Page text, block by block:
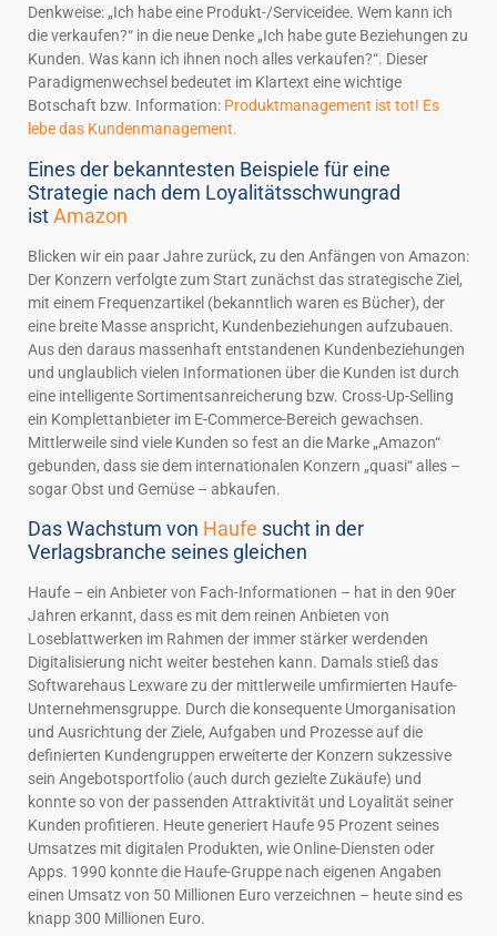
Denkweise: „Ich habe eine Produkt-/Serviceidee. Wem kann ich
die verkaufen?“ in die neue Denke „Ich habe gute Beziehungen zu
Kunden. Was kann ich ihnen noch alles verkaufen?“. Dieser
Paradigmenwechsel bedeutet im Klartext eine wichtige
Botschaft bzw. Information: Produktmanagement ist tot! Es
lebe das Kundenmanagement.
Eines der bekanntesten Beispiele für eine
Strategie nach dem Loyalitätsschwungrad
istAmazon
Blicken wir ein paar Jahre zurück, zu den Anfängen von Amazon:
Der Konzern verfolgte zum Start zunächst das strategische Ziel,
mit einem Frequenzartikel (bekanntlich waren es Bücher), der
eine breite Masse anspricht, Kundenbeziehungen aufzubauen.
Aus den daraus massenhaft entstandenen Kundenbeziehungen
und unglaublich vielen Informationen über die Kunden ist durch
eine intelligente Sortimentsanreicherung bzw. Cross-Up-Selling
ein Komplettanbieter im E-Commerce-Bereich gewachsen.
Mittlerweile sind viele Kunden so fest an die Marke „Amazon“
gebunden, dass sie dem internationalen Konzern „quasi“ alles –
sogar Obst und Gemüse – abkaufen.
Das Wachstum von Haufe sucht in der
Verlagsbranche seines gleichen
Haufe – ein Anbieter von Fach-Informationen – hat in den 90er
Jahren erkannt, dass es mit dem reinen Anbieten von
Loseblattwerken im Rahmen der immer stärker werdenden
Digitalisierung nicht weiter bestehen kann. Damals stieß das
Softwarehaus Lexware zu der mittlerweile umfirmierten Haufe-
Unternehmensgruppe. Durch die konsequente Umorganisation
und Ausrichtung der Ziele, Aufgaben und Prozesse auf die
definierten Kundengruppen erweiterte der Konzern sukzessive
sein Angebotsportfolio (auch durch gezielte Zukäufe) und
konnte so von der passenden Attraktivität und Loyalität seiner
Kunden profitieren. Heute generiert Haufe 95 Prozent seines
Umsatzes mit digitalen Produkten, wie Online-Diensten oder
Apps. 1990 konnte die Haufe-Gruppe nach eigenen Angaben
einen Umsatz von 50 Millionen Euro verzeichnen – heute sind es
knapp 300 Millionen Euro.